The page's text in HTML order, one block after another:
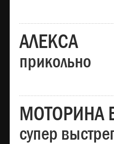
АЛЕКСА
прикольно
МОТОРИНА
супер